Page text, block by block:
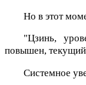
Но в этот
"Цзинь,
повышен,
Системное